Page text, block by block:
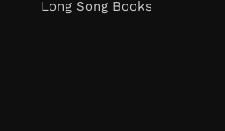
Long Song Books